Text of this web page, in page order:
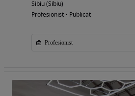
Sibiu (Sibiu)
Profesionist • Publicat
Profesionist